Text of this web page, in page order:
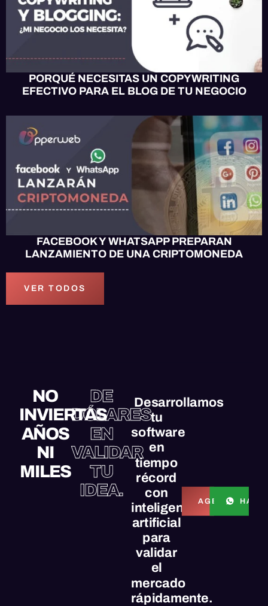
PORQUÉ NECESITAS UN COPYWRITING
EFECTIVO PARA EL BLOG DE TU NEGOCIO
OPPERWEB NEWS
FACEBOOK Y WHATSAPP PREPARAN
LANZAMIENTO DE UNA CRIPTOMONEDA
VER TODOS
NO
INVIERTAS
AÑOS
NI
MILES
DE
DÓLARES
EN
VALIDAR
TU
IDEA.
Desarrollamos
tu
software
en
tiempo
récord
con
inteligencia
artificial
para
validar
el
mercado
rápidamente.
AGENDAR